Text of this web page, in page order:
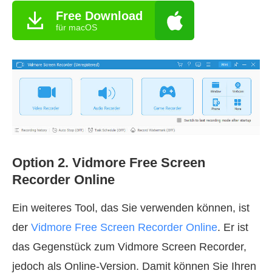
Free Download
für macOS
Option 2. Vidmore Free Screen
Recorder Online
Ein weiteres Tool, das Sie verwenden können, ist
der Vidmore Free Screen Recorder Online. Er ist
das Gegenstück zum Vidmore Screen Recorder,
jedoch als Online-Version. Damit können Sie Ihren